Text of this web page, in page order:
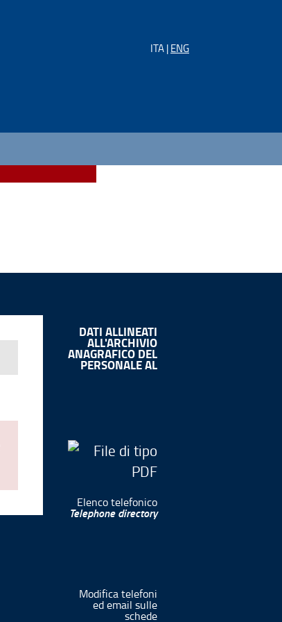
ITA |ENG
DATI ALLINEATI
ALL'ARCHIVIO
ANAGRAFICO DEL
PERSONALE AL
Elenco telefonico
Telephone directory
Modifica telefoni
ed email sulle
schede